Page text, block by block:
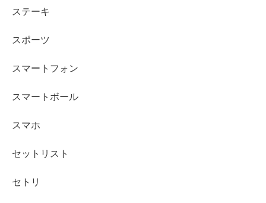
ステーキ
スポーツ
スマートフォン
スマートボール
スマホ
セットリスト
セトリ